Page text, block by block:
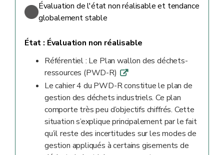
Évaluation de l'état non réalisable et tendance
globalement stable
État : Évaluation non réalisable
Référentiel : Le Plan wallon des déchets-
ressources (PWD-R) q
Le cahier 4 du PWD-R constitue le plan de
gestion des déchets industriels. Ce plan
comporte très peu d’objectifs chiffrés. Cette
situation s’explique principalement par le fait
qu’il reste des incertitudes sur les modes de
gestion appliqués à certains gisements de